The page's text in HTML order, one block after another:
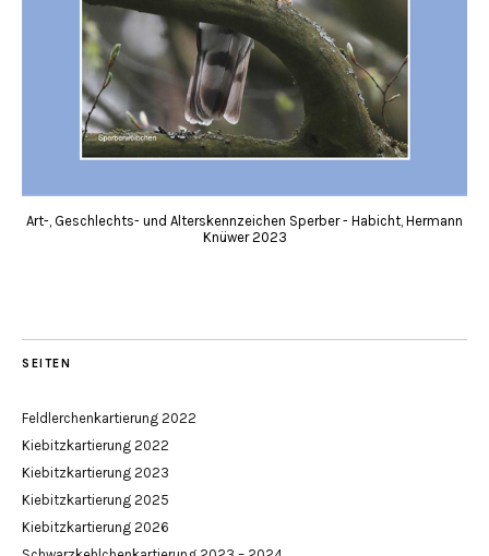
Art-, Geschlechts- und Alterskennzeichen Sperber - Habicht, Hermann
Knüwer 2023
SEITEN
Feldlerchenkartierung 2022
Kiebitzkartierung 2022
Kiebitzkartierung 2023
Kiebitzkartierung 2025
Kiebitzkartierung 2026